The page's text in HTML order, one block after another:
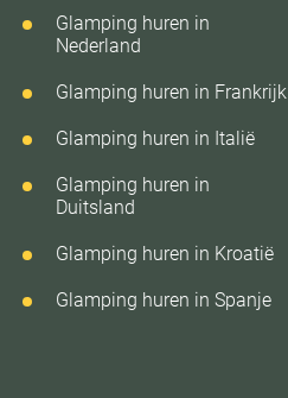
Glamping huren in
Nederland
Glamping huren in Frankrijk
Glamping huren in Italië
Glamping huren in
Duitsland
Glamping huren in Kroatië
Glamping huren in Spanje